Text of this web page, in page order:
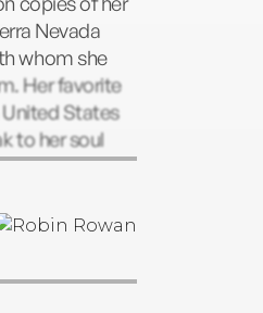
Nevada
whom she
Her favorite
States
to her soul